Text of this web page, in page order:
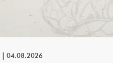
04.08.2026